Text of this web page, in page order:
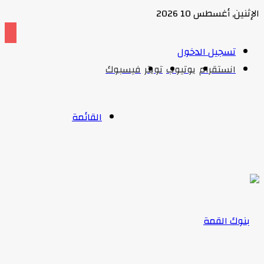
أغسطس 10 2026
تسجيل الدخول
انستقرام يوتيوب تويتر فيسبوك
القائمة